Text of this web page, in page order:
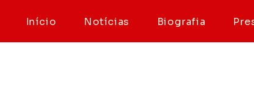
Início Notícias Biografia